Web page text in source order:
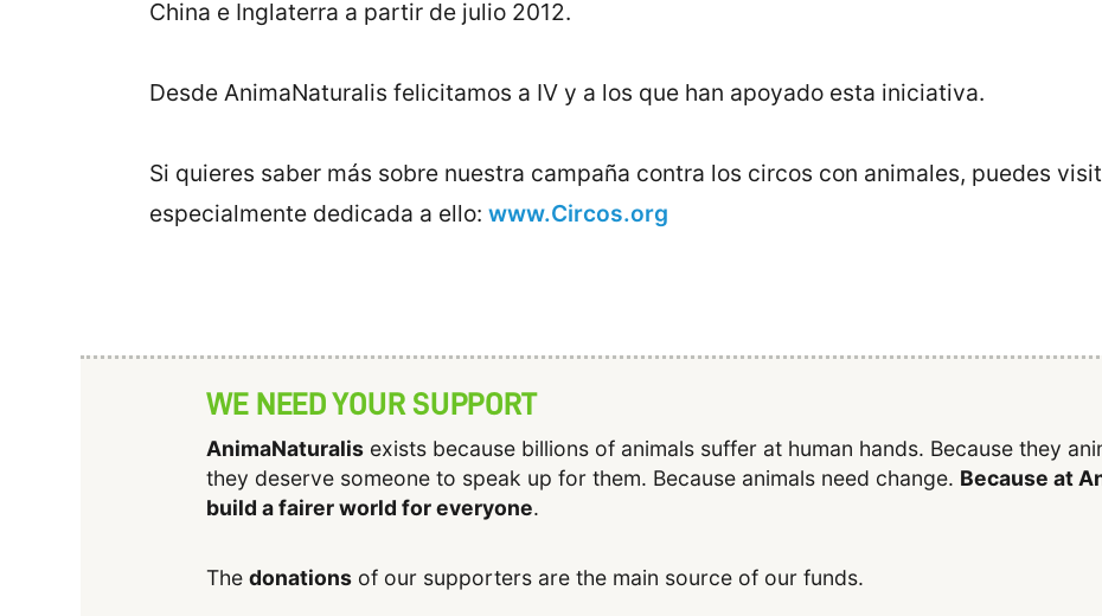
China e Inglaterra a partir de julio 2012.
Desde AnimaNaturalis felicitamos a IV y a los que han apoyado esta iniciativa.
Si quieres saber más sobre nuestra campaña contra los circos con animales, puedes
especialmente dedicada a ello: www.Circos.org
WE NEED YOUR SUPPORT
AnimaNaturalisexists because billions of animals suffer at human hands. Because they
they deserve someone to speak up for them. Because animals need change. Because at
build a fairer world for everyone.
The donationsof our supporters are the main source of our funds.